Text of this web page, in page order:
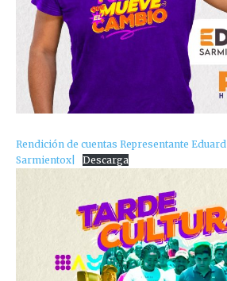
Rendición de cuentas Representante Eduard
Sarmientox|
Descarga